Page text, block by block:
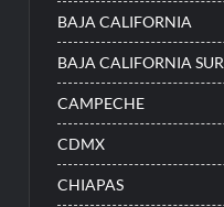
BAJA CALIFORNIA
BAJA CALIFORNIA SUR
CAMPECHE
CDMX
CHIAPAS